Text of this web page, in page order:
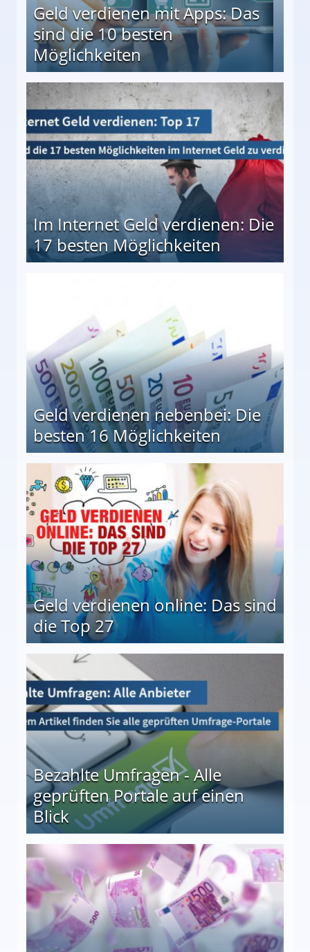
Geld verdienen mit Apps: Das
sind die 10 besten
Möglichkeiten
besten Möglichkeiten
Im Internet Geld verdienen: Die
17 besten Möglichkeiten
Geld verdienen nebenbei: Die
besten 16 Möglichkeiten
Geld verdienen online: Das sind
die Top 27
Bezahlte Umfragen - Alle
geprüften Portale auf einen
Blick
auf einen Blick